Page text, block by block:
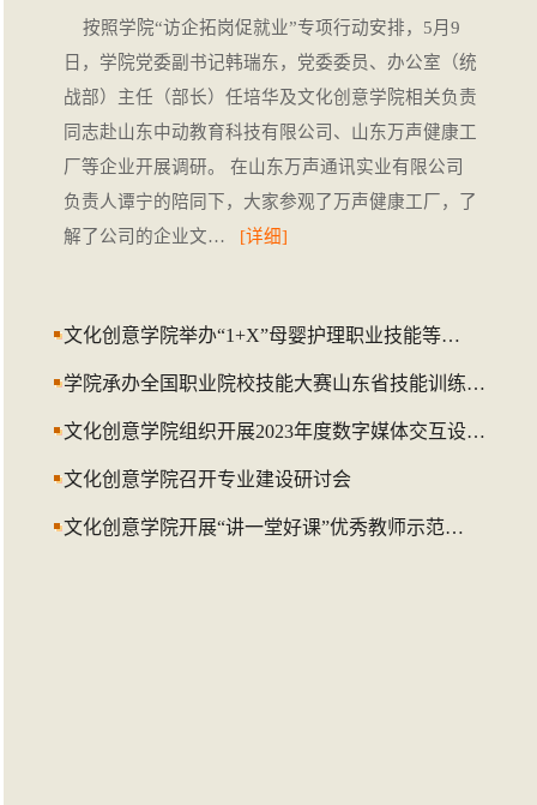
按照学院“访企拓岗促就业”专项行动安排，5月9
日，学院党委副书记韩瑞东，党委委员、办公室（统
战部）主任（部长）任培华及文化创意学院相关负责
同志赴山东中动教育科技有限公司、山东万声健康工
厂等企业开展调研。 在山东万声通讯实业有限公司
负责人谭宁的陪同下，大家参观了万声健康工厂，了
解了公司的企业文…
[详细]
文化创意学院举办“1+X”母婴护理职业技能等…
学院承办全国职业院校技能大赛山东省技能训练…
文化创意学院组织开展2023年度数字媒体交互设…
文化创意学院召开专业建设研讨会
文化创意学院开展“讲一堂好课”优秀教师示范…